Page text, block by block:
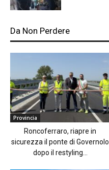
Da Non Perdere
Provincia
Roncoferraro, riapre in
sicurezza il ponte di Governolo
dopo il restyling...